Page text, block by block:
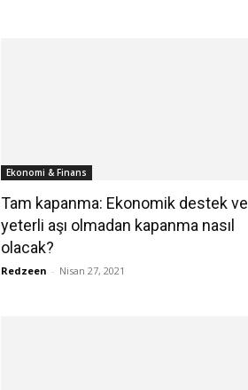
Ekonomi & Finans
Tam kapanma: Ekonomik destek ve
yeterli aşı olmadan kapanma nasıl
olacak?
Redzeen - Nisan 27, 2021